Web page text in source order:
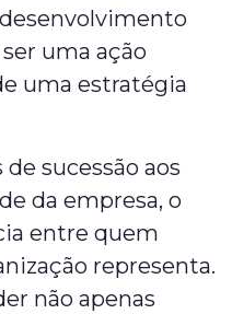
uma ação
uma estratégia
sucessão aos
da empresa, o
entre quem
representa.
não apenas